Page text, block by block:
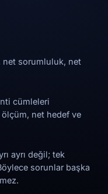
net sorumluluk, net
cümleleri
net hedef ve
ayrı değil; tek
sorunlar başka